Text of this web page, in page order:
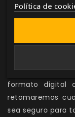
Únete a esta
continúa
satisfecho con
ayudarnos a
,
otros títulos de
formato digital
retomaremos
sea seguro para
Política de